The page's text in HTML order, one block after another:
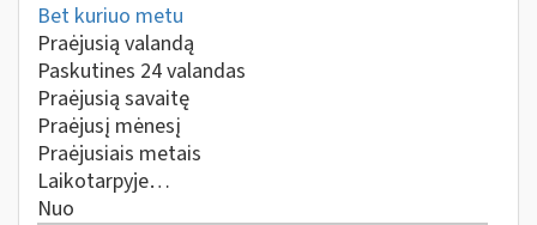
Bet kuriuo metu
Praėjusią valandą
Paskutines 24 valandas
Praėjusią savaitę
Praėjusį mėnesį
Praėjusiais metais
Laikotarpyje…
Nuo